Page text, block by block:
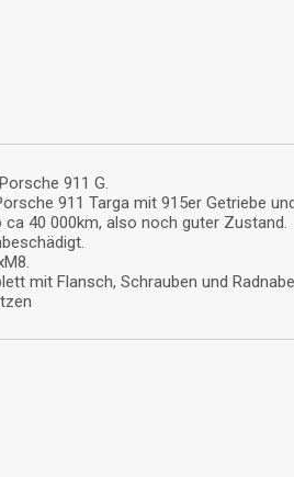
911 G.
911 Targa mit 915er Getriebe
40 000km, also noch guter Zustand.
mit Flansch, Schrauben und